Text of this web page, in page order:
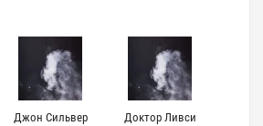
Джон Сильвер Доктор Ливси